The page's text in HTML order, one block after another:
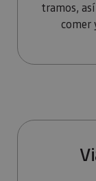
tramos,
comer